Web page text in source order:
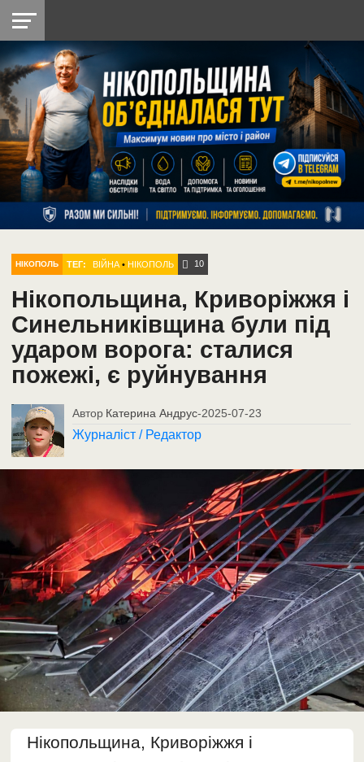
НІКОПОЛЬ
РАЙОН
СІЧЕСЛАВСЬКА
УКРАЇНА
РЕТРО
НІКОПОЛЬ
ЛАЙТ
УКРАЇНА
ДОПОМОГА
РАДІО
НІКОПОЛЬ ТЕГ: ВІЙНА •НІКОПОЛЬ 10
Нікопольщина, Криворіжжя і
Синельниківщина були під
ударом ворога: сталися
пожежі, є руйнування
Автор Катерина Андрус-2025-07-23
Журналіст / Редактор
Нікопольщина, Криворіжжя і